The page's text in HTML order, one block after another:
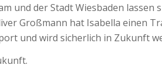
und der Stadt Wiesbaden lassen
Großmann hat Isabella einen
und wird sicherlich in Zukunft